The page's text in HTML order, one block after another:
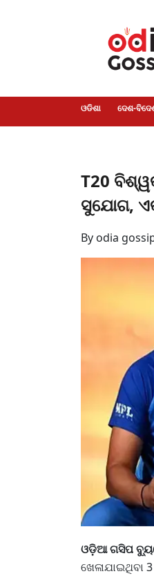
ଓଡିଶା ଦେଶ-
T20
ସୁଯୋଗ,
By odia
ଓଡ଼ିଆ ଗସିପ